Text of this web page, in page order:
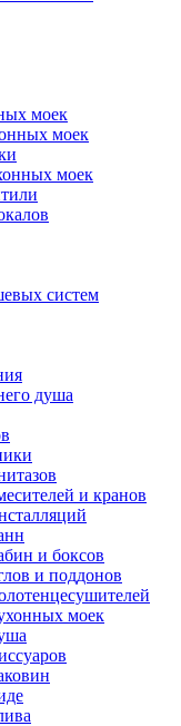
моек
моек
моек
систем
душа
и кранов
и боксов
и поддонов
моек